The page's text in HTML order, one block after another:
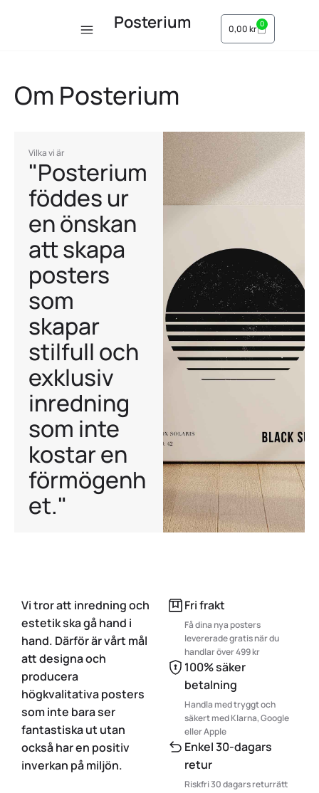
Posterium 0,00kr 0
Om Posterium
Vilka vi är
"Posterium
föddes ur
en önskan
att skapa
posters
som
skapar
stilfull och
exklusiv
inredning
som inte
kostar en
förmögenh
et."
Vi tror att inredning och
estetik ska gå hand i
hand. Därför är vårt mål
att designa och
producera
högkvalitativa posters
som inte bara ser
fantastiska ut utan
också har en positiv
inverkan på miljön.
Fri frakt
Få dina nya posters
levererade gratis när du
handlar över 499 kr
100% säker
betalning
Handla med tryggt och
säkert med Klarna, Google
eller Apple
Enkel 30-dagars
retur
Riskfri 30 dagars returrätt